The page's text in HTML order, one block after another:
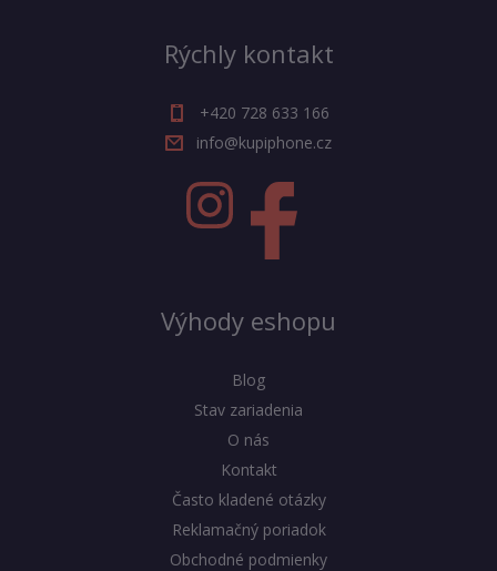
Rýchly kontakt
+420 728 633 166
info@kupiphone.cz
Výhody eshopu
Blog
Stav zariadenia
O nás
Kontakt
Často kladené otázky
Reklamačný poriadok
Obchodné podmienky